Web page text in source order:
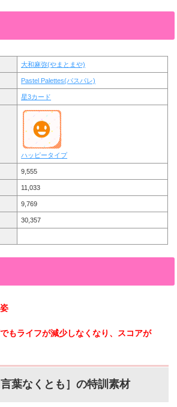
大和麻弥(やまとまや)
Pastel Palettes(パスパレ)
星3カード
ハッピータイプ
9,555
11,033
9,769
30,357
もライフが減少しなくなり、スコアが
葉なくとも］の特訓素材